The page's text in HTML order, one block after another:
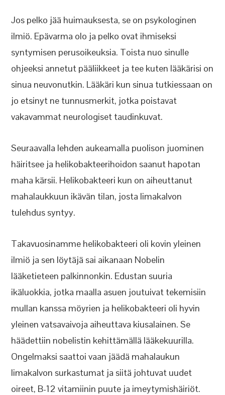
Jos pelko jää huimauksesta, se on psykologinen
ilmiö. Epävarma olo ja pelko ovat ihmiseksi
syntymisen perusoikeuksia. Toista nuo sinulle
ohjeeksi annetut pääliikkeet ja tee kuten lääkärisi on
sinua neuvonutkin. Lääkäri kun sinua tutkiessaan on
jo etsinyt ne tunnusmerkit, jotka poistavat
vakavammat neurologiset taudinkuvat.
Seuraavalla lehden aukeamalla puolison juominen
häiritsee ja helikobakteerihoidon saanut hapotan
maha kärsii. Helikobakteeri kun on aiheuttanut
mahalaukkuun ikävän tilan, josta limakalvon
tulehdus syntyy.
Takavuosinamme helikobakteeri oli kovin yleinen
ilmiö ja sen löytäjä sai aikanaan Nobelin
lääketieteen palkinnonkin. Edustan suuria
ikäluokkia, jotka maalla asuen joutuivat tekemisiin
mullan kanssa möyrien ja helikobakteeri oli hyvin
yleinen vatsavaivoja aiheuttava kiusalainen. Se
häädettiin nobelistin kehittämällä lääkekuurilla.
Ongelmaksi saattoi vaan jäädä mahalaukun
limakalvon surkastumat ja siitä johtuvat uudet
oireet, B-12 vitamiinin puute ja imeytymishäiriöt.